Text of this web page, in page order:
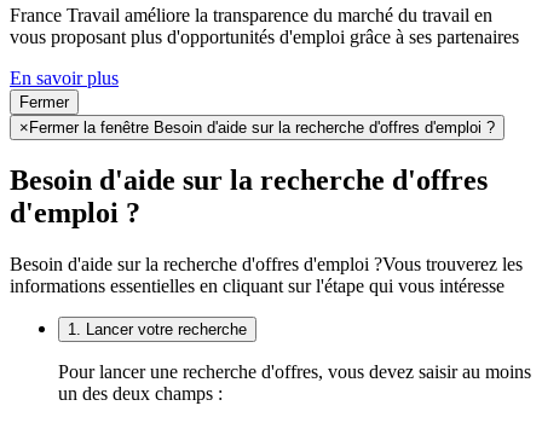
France Travail améliore la transparence du marché du travail en
vous proposant plus d'opportunités d'emploi grâce à ses partenaires
En savoir plus
Fermer
× Fermer la fenêtre Besoin d'aide sur la recherche d'offres d'emploi ?
Besoin d'aide sur la recherche d'offres
d'emploi ?
Besoin d'aide sur la recherche d'offres d'emploi ?Vous trouverez les
informations essentielles en cliquant sur l'étape qui vous intéresse
1. Lancer votre recherche
Pour lancer une recherche d'offres, vous devez saisir au moins
un des deux champs :